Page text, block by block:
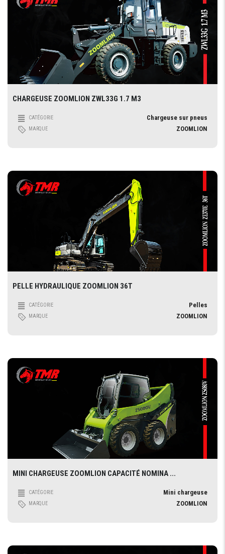
CHARGEUSE ZOOMLION ZWL33G 1.7 M3
CATÉGORIE Chargeuse sur pneus
MARQUE ZOOMLION
PELLE HYDRAULIQUE ZOOMLION 36T
CATÉGORIE Pelles
MARQUE ZOOMLION
MINI CHARGEUSE ZOOMLION CAPACITÉ NOMINA ...
CATÉGORIE Mini chargeuse
MARQUE ZOOMLION